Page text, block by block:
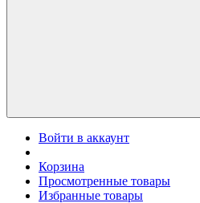
Войти в аккаунт
Корзина
Просмотренные товары
Избранные товары